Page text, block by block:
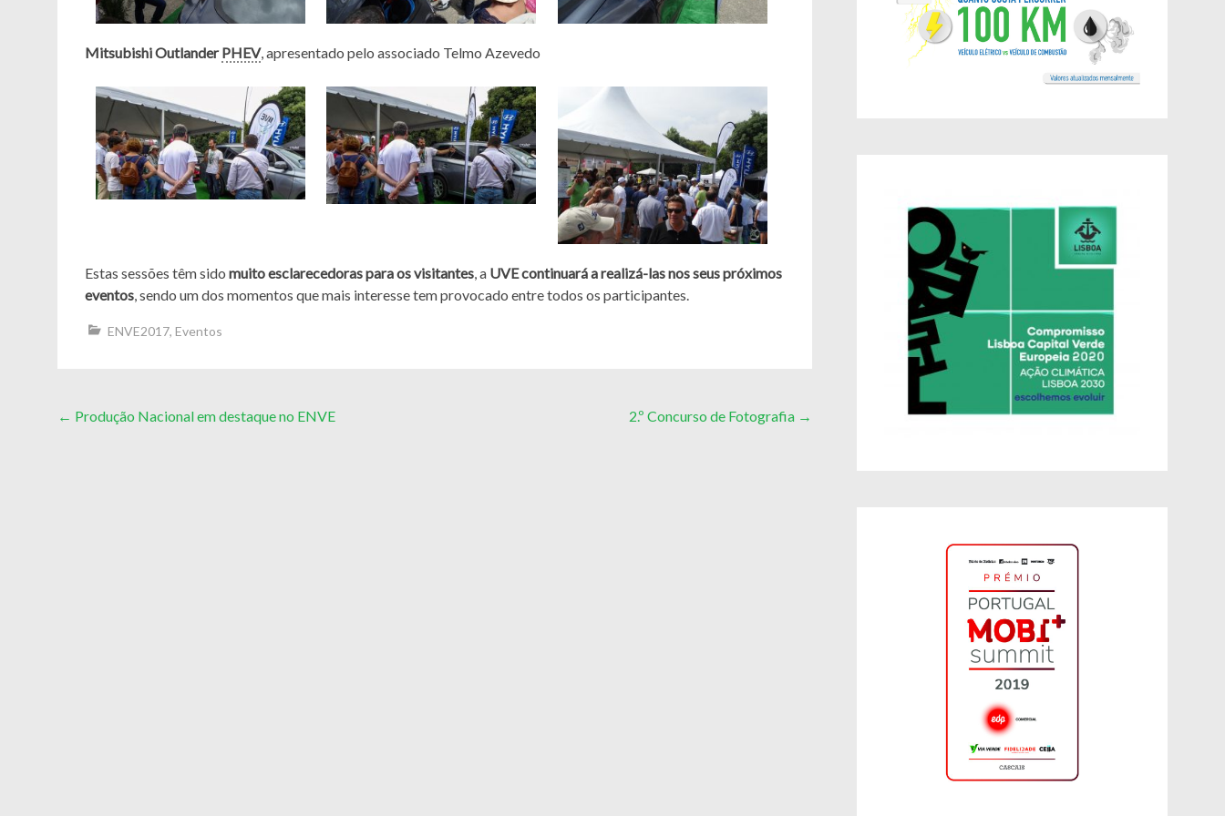
Mitsubishi OutlanderPHEV, apresentado pelo associado Telmo Azevedo
Estas sessões têm sido muito esclarecedoras para os visitantes , a UVE continuará a realizá-las nos seus próximos
eventos , sendo um dos momentos que mais interesse tem provocado entre todos os participantes.
ENVE2017, Eventos
Post
← Produção Nacional em destaque no ENVE 2.º Concurso de Fotografia →